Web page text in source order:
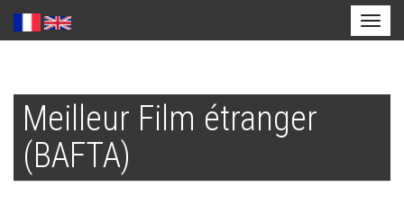
contenu
principal
Meilleur Film étranger
(BAFTA)